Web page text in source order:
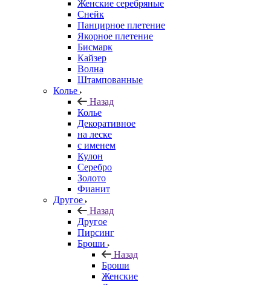
Женские серебряные
Снейк
Панцирное плетение
Якорное плетение
Бисмарк
Кайзер
Волна
Штампованные
Колье
Назад
Колье
Декоративное
на леске
с именем
Кулон
Серебро
Золото
Фианит
Другое
Назад
Другое
Пирсинг
Броши
Назад
Броши
Женские